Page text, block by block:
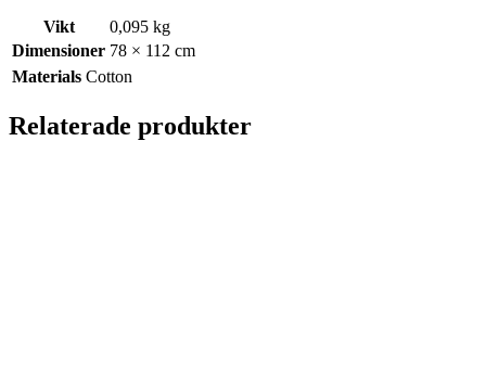
Vikt
0,095 kg
Dimensioner 78 × 112 cm
Materials Cotton
Relaterade produkter